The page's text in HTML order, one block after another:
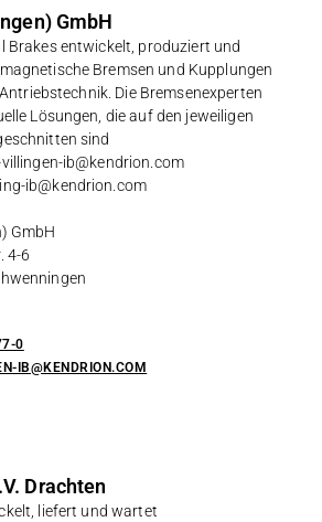
GmbH
Brakes entwickelt, produziert und
Bremsen und Kupplungen
Die Bremsenexperten
Lösungen, die auf den jeweiligen
sind
ib@kendrion.com
ib@kendrion.com
GmbH
4-6
0
IB@KENDRION.COM
Drachten
liefert und wartet